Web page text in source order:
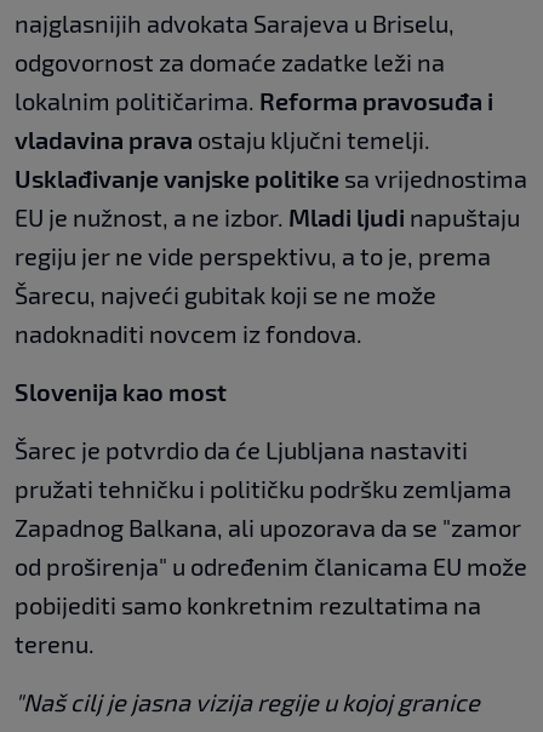
najglasnijih advokata Sarajeva u Briselu,
odgovornost za domaće zadatke leži na
lokalnim političarima. Reforma pravosuđa i
vladavina prava ostaju ključni temelji.
Usklađivanje vanjske politike sa vrijednostima
EU je nužnost, a ne izbor. Mladi ljudi napuštaju
regiju jer ne vide perspektivu, a to je, prema
Šarecu, najveći gubitak koji se ne može
nadoknaditi novcem iz fondova.
Slovenija kao most
Šarec je potvrdio da će Ljubljana nastaviti
pružati tehničku i političku podršku zemljama
Zapadnog Balkana, ali upozorava da se "zamor
od proširenja" u određenim članicama EU može
pobijediti samo konkretnim rezultatima na
terenu.
"Naš cilj je jasna vizija regije u kojoj granice